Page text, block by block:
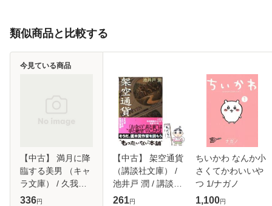
類似商品と比較する
【中古】 満月に降
臨する美男 （キャ
ラ文庫） / 久我有
加 / 徳間書店 [文
336円
今見ている商品
【中古】 架空通貨
（講談社文庫） /
池井戸 潤 / 講談社
[文庫]【メール便送
261円
ちいかわ なんか小
さくてかわいいや
つ 1/ナガノ
1,100円